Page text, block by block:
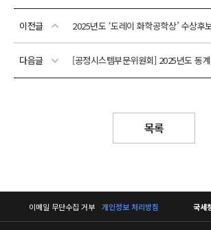
이전글
다음글
목록
이메일 무단수집 거부 개인정보 처리방침 국세